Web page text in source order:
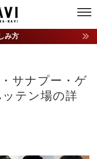
み方
サナプー・ゲ
テン場の詳